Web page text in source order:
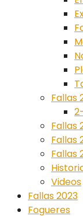
Fallas
Fallas
Fallas
Fallas
Videos
Fallas 2023
Fogueres